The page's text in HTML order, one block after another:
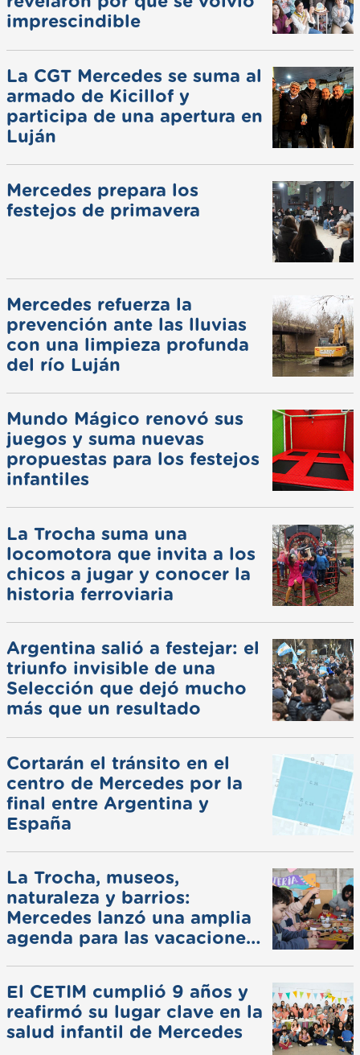
imprescindible
La CGT Mercedes se suma al
armado de Kicillof y
participa de una apertura en
Luján
Mercedes prepara los
festejos de primavera
Mercedes refuerza la
prevención ante las lluvias
con una limpieza profunda
del río Luján
Mundo Mágico renovó sus
juegos y suma nuevas
propuestas para los festejos
infantiles
La Trocha suma una
locomotora que invita a los
chicos a jugar y conocer la
historia ferroviaria
Argentina salió a festejar: el
triunfo invisible de una
Selección que dejó mucho
más que un resultado
Cortarán el tránsito en el
centro de Mercedes por la
final entre Argentina y
España
La Trocha, museos,
naturaleza y barrios:
Mercedes lanzó una amplia
agenda para las vacaciones
El CETIM cumplió 9 años y
reafirmó su lugar clave en la
salud infantil de Mercedes